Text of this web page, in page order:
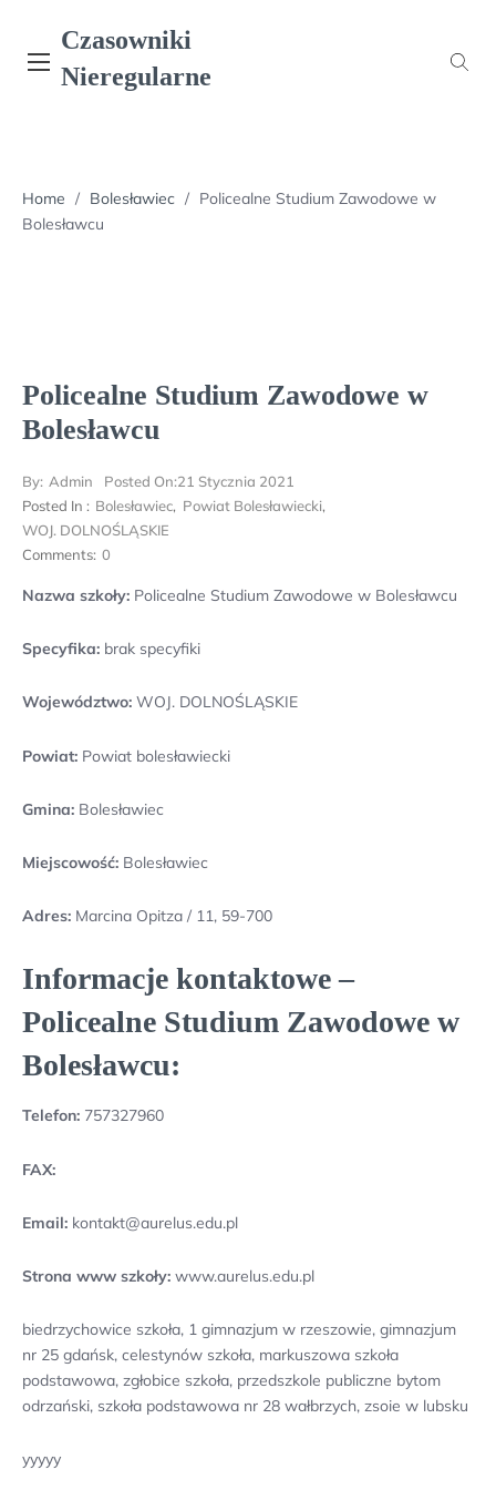
content
Czasowniki
Nieregularne
Home / Bolesławiec / Policealne Studium Zawodowe w
Bolesławcu
Policealne Studium Zawodowe w
Bolesławcu
By: Admin Posted On:21 Stycznia 2021
Posted In : Bolesławiec, Powiat Bolesławiecki,
WOJ. DOLNOŚLĄSKIE
Comments: 0
Nazwa szkoły: Policealne Studium Zawodowe w Bolesławcu
Specyfika: brak specyfiki
Województwo: WOJ. DOLNOŚLĄSKIE
Powiat: Powiat bolesławiecki
Gmina: Bolesławiec
Miejscowość: Bolesławiec
Adres: Marcina Opitza / 11, 59-700
Informacje kontaktowe –
Policealne Studium Zawodowe w
Bolesławcu:
Telefon: 757327960
FAX:
Email: kontakt@aurelus.edu.pl
Strona www szkoły: www.aurelus.edu.pl
biedrzychowice szkoła, 1 gimnazjum w rzeszowie, gimnazjum
nr 25 gdańsk, celestynów szkoła, markuszowa szkoła
podstawowa, zgłobice szkoła, przedszkole publiczne bytom
odrzański, szkoła podstawowa nr 28 wałbrzych, zsoie w lubsku
yyyyy